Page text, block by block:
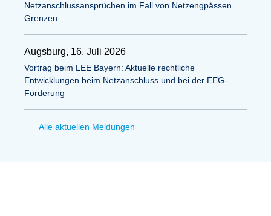
Netzanschlussansprüchen im Fall von Netzengpässen
Grenzen
Augsburg, 16. Juli 2026
Vortrag beim LEE Bayern: Aktuelle rechtliche
Entwicklungen beim Netzanschluss und bei der EEG-
Förderung
Alle aktuellen Meldungen